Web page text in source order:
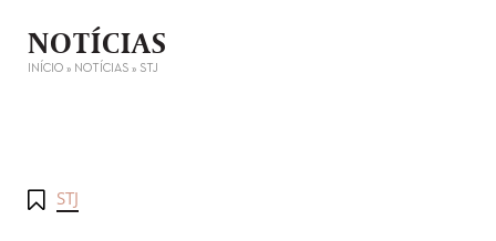
NOTÍCIAS
INÍCIO » NOTÍCIAS » STJ
STJ